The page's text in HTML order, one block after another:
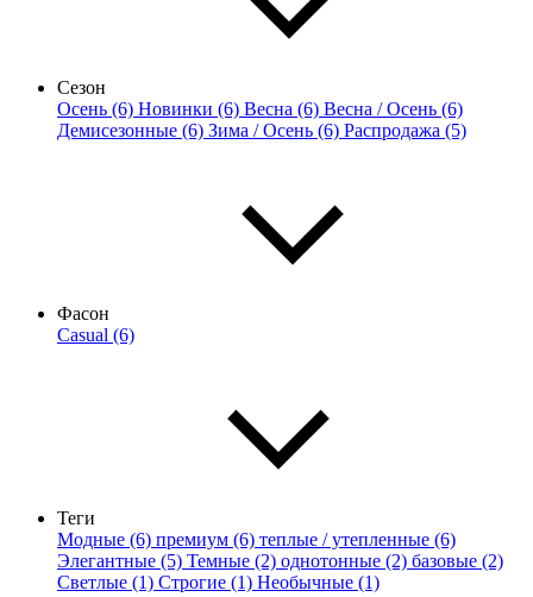
Сезон
Осень (6) Новинки (6) Весна (6) Весна / Осень (6)
Демисезонные (6) Зима / Осень (6) Распродажа (5)
Фасон
Casual (6)
Теги
Модные (6) премиум (6) теплые / утепленные (6)
Элегантные (5) Темные (2) однотонные (2) базовые (2)
Светлые (1) Строгие (1) Необычные (1)